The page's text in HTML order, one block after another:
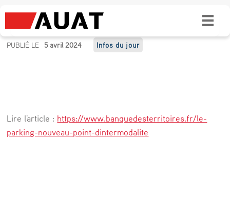
Le parking, nouveau “point d’intermodalité”
L
r
k
PUBLIÉ LE 5 avril 2024 Infos du jour
Lire l'article : https://www.banquedesterritoires.fr/le-
parking-nouveau-point-dintermodalite